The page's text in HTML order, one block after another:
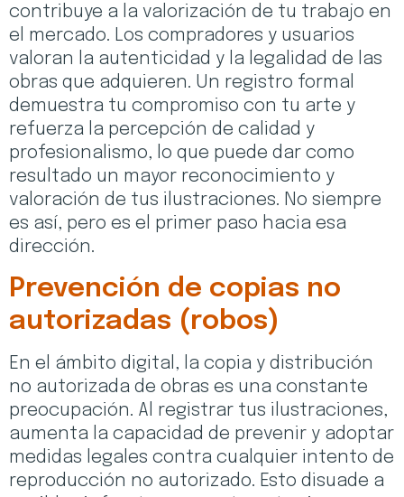
contribuye a la valorización de tu trabajo en
el mercado. Los compradores y usuarios
valoran la autenticidad y la legalidad de las
obras que adquieren. Un registro formal
demuestra tu compromiso con tu arte y
refuerza la percepción de calidad y
profesionalismo, lo que puede dar como
resultado un mayor reconocimiento y
valoración de tus ilustraciones. No siempre
es así, pero es el primer paso hacia esa
dirección.
Prevención de copias no
autorizadas (robos)
En el ámbito digital, la copia y distribución
no autorizada de obras es una constante
preocupación. Al registrar tus ilustraciones,
aumenta la capacidad de prevenir y adoptar
medidas legales contra cualquier intento de
reproducción no autorizado. Esto disuade a